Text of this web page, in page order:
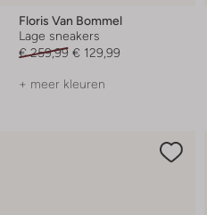
Floris Van Bommel
Lage sneakers
€ 259,99 € 129,99
+ meer kleuren